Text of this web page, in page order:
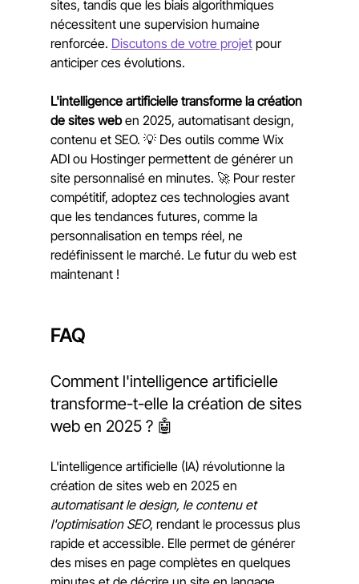
sites, tandis que les biais algorithmiques
nécessitent une supervision humaine
renforcée. Discutons de votre projet pour
anticiper ces évolutions.
L'intelligence artificielle transforme la création
de sites web en 2025, automatisant design,
contenu et SEO. 💡 Des outils comme Wix
ADI ou Hostinger permettent de générer un
site personnalisé en minutes. 🚀 Pour rester
compétitif, adoptez ces technologies avant
que les tendances futures, comme la
personnalisation en temps réel, ne
redéfinissent le marché. Le futur du web est
maintenant !
FAQ
Comment l'intelligence artificielle
transforme-t-elle la création de sites
web en 2025 ? 🤖
L'intelligence artificielle (IA) révolutionne la
création de sites web en 2025 en
automatisant le design, le contenu et
l'optimisation SEO, rendant le processus plus
rapide et accessible. Elle permet de générer
des mises en page complètes en quelques